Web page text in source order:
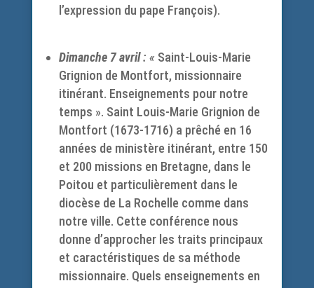
l’expression du pape François).
Dimanche 7 avril: « Saint-Louis-Marie
Grignion de Montfort, missionnaire
itinérant. Enseignements pour notre
temps ». Saint Louis-Marie Grignion de
Montfort (1673-1716) a prêché en 16
années de ministère itinérant, entre 150
et 200 missions en Bretagne, dans le
Poitou et particulièrement dans le
diocèse de La Rochelle comme dans
notre ville. Cette conférence nous
donne d’approcher les traits principaux
et caractéristiques de sa méthode
missionnaire. Quels enseignements en